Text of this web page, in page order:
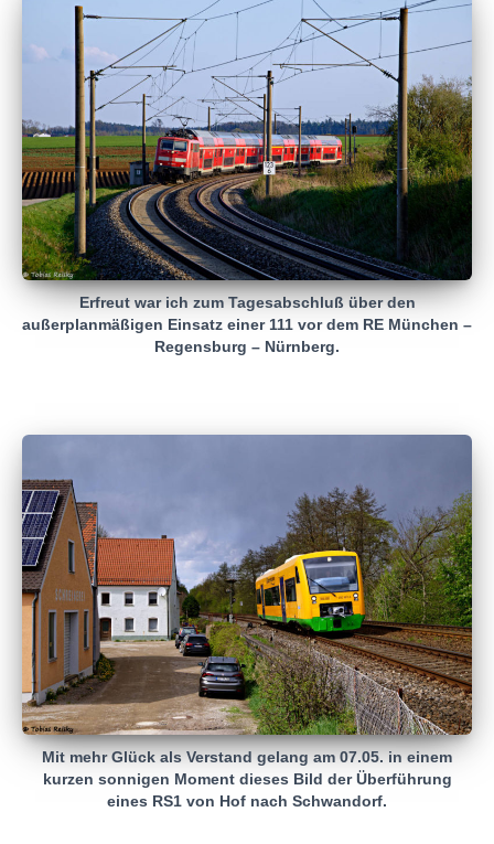
Erfreut war ich zum Tagesabschluß über den
außerplanmäßigen Einsatz einer 111 vor dem RE München –
Regensburg – Nürnberg.
Mit mehr Glück als Verstand gelang am 07.05. in einem
kurzen sonnigen Moment dieses Bild der Überführung
eines RS1 von Hof nach Schwandorf.